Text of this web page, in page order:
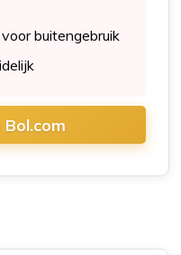
buitengebruik
Bol.com